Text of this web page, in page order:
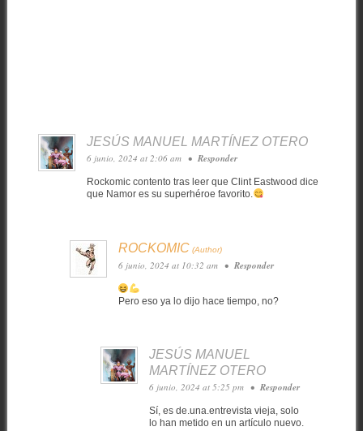
JESÚS MANUEL MARTÍNEZ OTERO
6 junio, 2024 at 2:06 am • Responder
Rockomic contento tras leer que Clint Eastwood dice
que Namor es su superhéroe favorito.
ROCKOMIC
6 junio, 2024 at 10:32 am • Responder
Pero eso ya lo dijo hace tiempo, no?
JESÚS MANUEL
MARTÍNEZ OTERO
6 junio, 2024 at 5:25 pm • Responder
Sí, es de.una.entrevista vieja, solo
lo han metido en un artículo nuevo.